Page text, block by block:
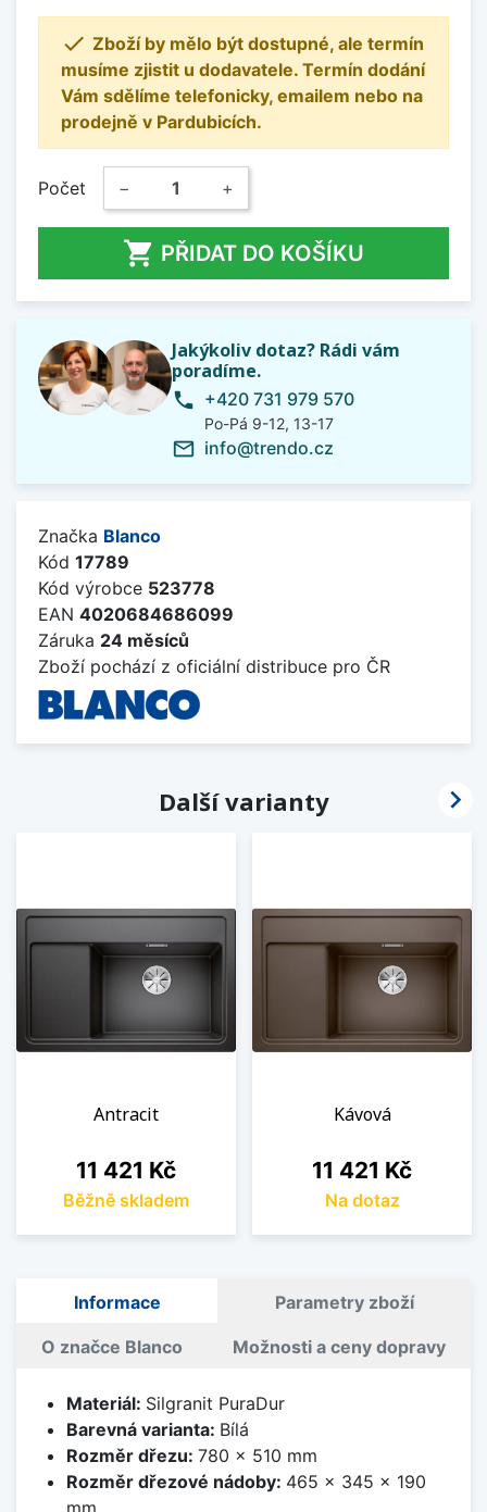
 Zboží by mělo být dostupné, ale termín
musíme zjistit u dodavatele. Termín dodání
Vám sdělíme telefonicky, emailem nebo na
prodejně v Pardubicích.
Počet − +
 PŘIDAT DO KOŠÍKU
Jakýkoliv dotaz? Rádi vám
poradíme.
phone +420 731 979 570
Po-Pá 9-12, 13-17
mail_outline info@trendo.cz
Značka Blanco
Kód 17789
Kód výrobce 523778
EAN 4020684686099
Záruka 24 měsíců
Zboží pochází z oficiální distribuce pro ČR
Další varianty
Antracit
Cena
11 421 Kč
Běžně skladem
Kávová
Cena
11 421 Kč
Na dotaz

Informace Parametry zboží
O značce Blanco Možnosti a ceny dopravy
Materiál: Silgranit PuraDur
Barevná varianta: Bílá
Rozměr dřezu: 780 x 510 mm
Rozměr dřezové nádoby: 465 x 345 x 190
mm